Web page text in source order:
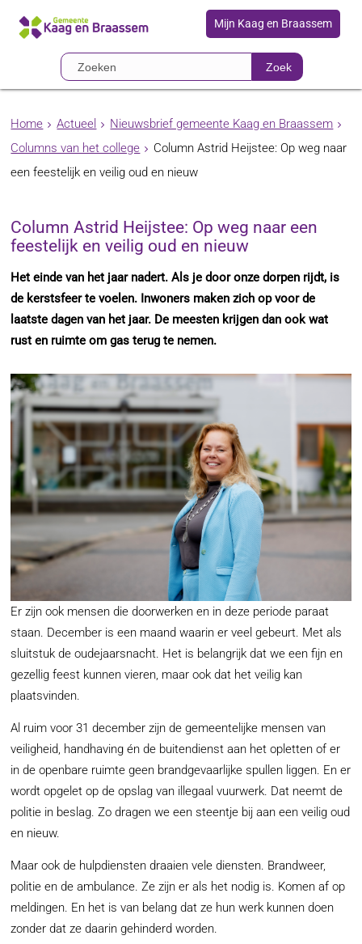
Mijn Kaag en Braassem
Zoek
Home Actueel
Nieuwsbrief gemeente Kaag en Braassem
Columns van het college
Column Astrid Heijstee: Op weg naar
een feestelijk en veilig oud en nieuw
Column Astrid Heijstee: Op weg naar een
feestelijk en veilig oud en nieuw
Het einde van het jaar nadert. Als je door onze dorpen rijdt, is
de kerstsfeer te voelen. Inwoners maken zich op voor de
laatste dagen van het jaar. De meesten krijgen dan ook wat
rust en ruimte om gas terug te nemen.
Er zijn ook mensen die doorwerken en in deze periode paraat
staan. December is een maand waarin er veel gebeurt. Met als
sluitstuk de oudejaarsnacht. Het is belangrijk dat we een fijn en
gezellig feest kunnen vieren, maar ook dat het veilig kan
plaatsvinden.
Al ruim voor 31 december zijn de gemeentelijke mensen van
veiligheid, handhaving én de buitendienst aan het opletten of er
in de openbare ruimte geen brandgevaarlijke spullen liggen. En er
wordt opgelet op de opslag van illegaal vuurwerk. Dat neemt de
politie in beslag. Zo dragen we een steentje bij aan een veilig oud
en nieuw.
Maar ook de hulpdiensten draaien vele diensten. Brandweer,
politie en de ambulance. Ze zijn er als het nodig is. Komen af op
meldingen. En het is van belang dat ze hun werk kunnen doen
zonder dat ze daarin gehinderd worden.